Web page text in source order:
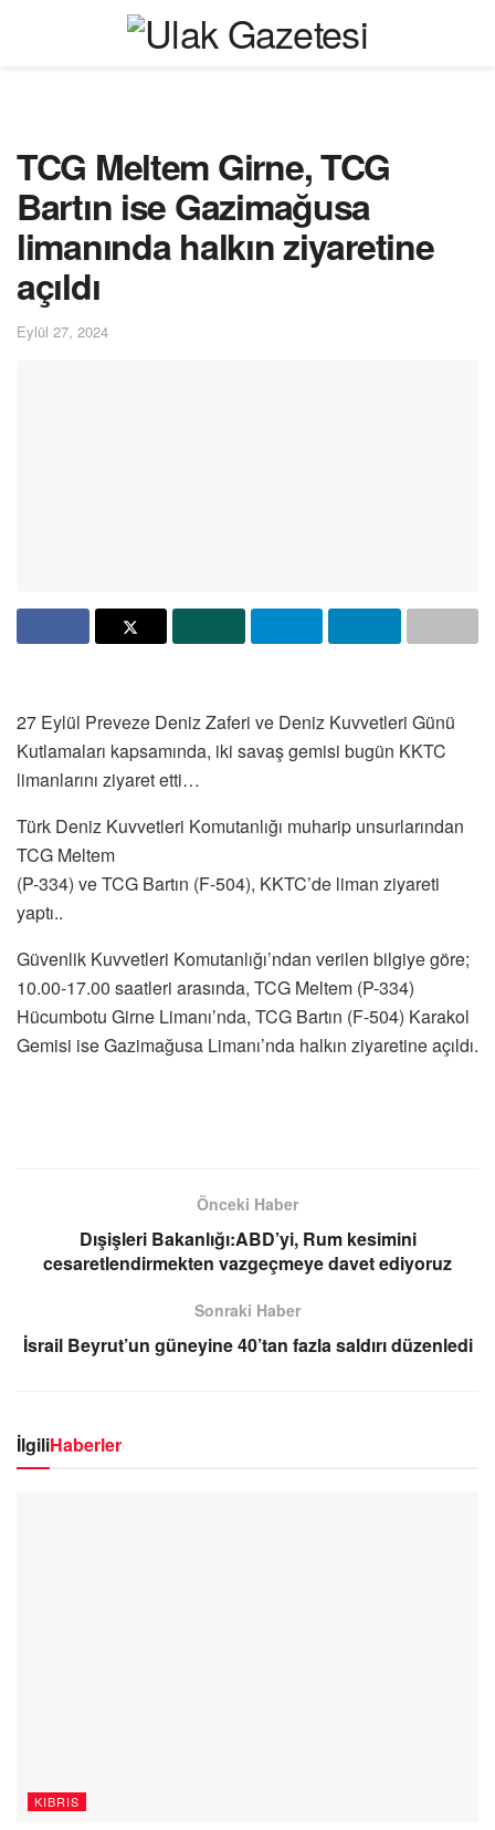
TCG Meltem Girne, TCG
Bartın ise Gazimağusa
limanında halkın ziyaretine
açıldı
Eylül 27, 2024
27 Eylül Preveze Deniz Zaferi ve Deniz Kuvvetleri Günü
Kutlamaları kapsamında, iki savaş gemisi bugün KKTC
limanlarını ziyaret etti…
Türk Deniz Kuvvetleri Komutanlığı muharip unsurlarından
TCG Meltem
(P-334) ve TCG Bartın (F-504), KKTC’de liman ziyareti
yaptı..
Güvenlik Kuvvetleri Komutanlığı’ndan verilen bilgiye göre;
10.00-17.00 saatleri arasında, TCG Meltem (P-334)
Hücumbotu Girne Limanı’nda, TCG Bartın (F-504) Karakol
Gemisi ise Gazimağusa Limanı’nda halkın ziyaretine açıldı.
Önceki Haber
Dışişleri Bakanlığı:ABD’yi, Rum kesimini
cesaretlendirmekten vazgeçmeye davet ediyoruz
Sonraki Haber
İsrail Beyrut’un güneyine 40’tan fazla saldırı düzenledi
İlgiliHaberler
KIBRIS